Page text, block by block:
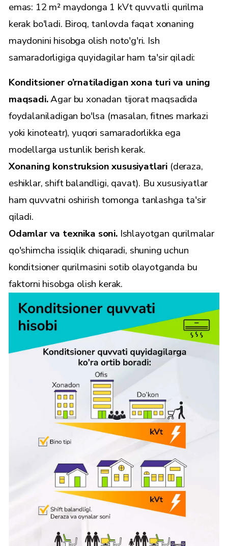
emas: 12 m² maydonga 1 kVt quvvatli qurilma
kerak bo'ladi. Biroq, tanlovda faqat xonaning
maydonini hisobga olish noto'g'ri. Ish
samaradorligiga quyidagilar ham ta'sir qiladi:
Konditsioner o’rnatiladigan xona turi va uning
maqsadi.Agar bu xonadan tijorat maqsadida
foydalaniladigan bo'lsa (masalan, fitnes markazi
yoki kinoteatr), yuqori samaradorlikka ega
modellarga ustunlik berish kerak.
Xonaning konstruksion xususiyatlari (deraza,
eshiklar, shift balandligi, qavat). Bu xususiyatlar
ham quvvatni oshirish tomonga tanlashga ta'sir
qiladi.
Odamlar va texnika soni. Ishlayotgan qurilmalar
qo'shimcha issiqlik chiqaradi, shuning uchun
konditsioner qurilmasini sotib olayotganda bu
faktorni hisobga olish kerak.